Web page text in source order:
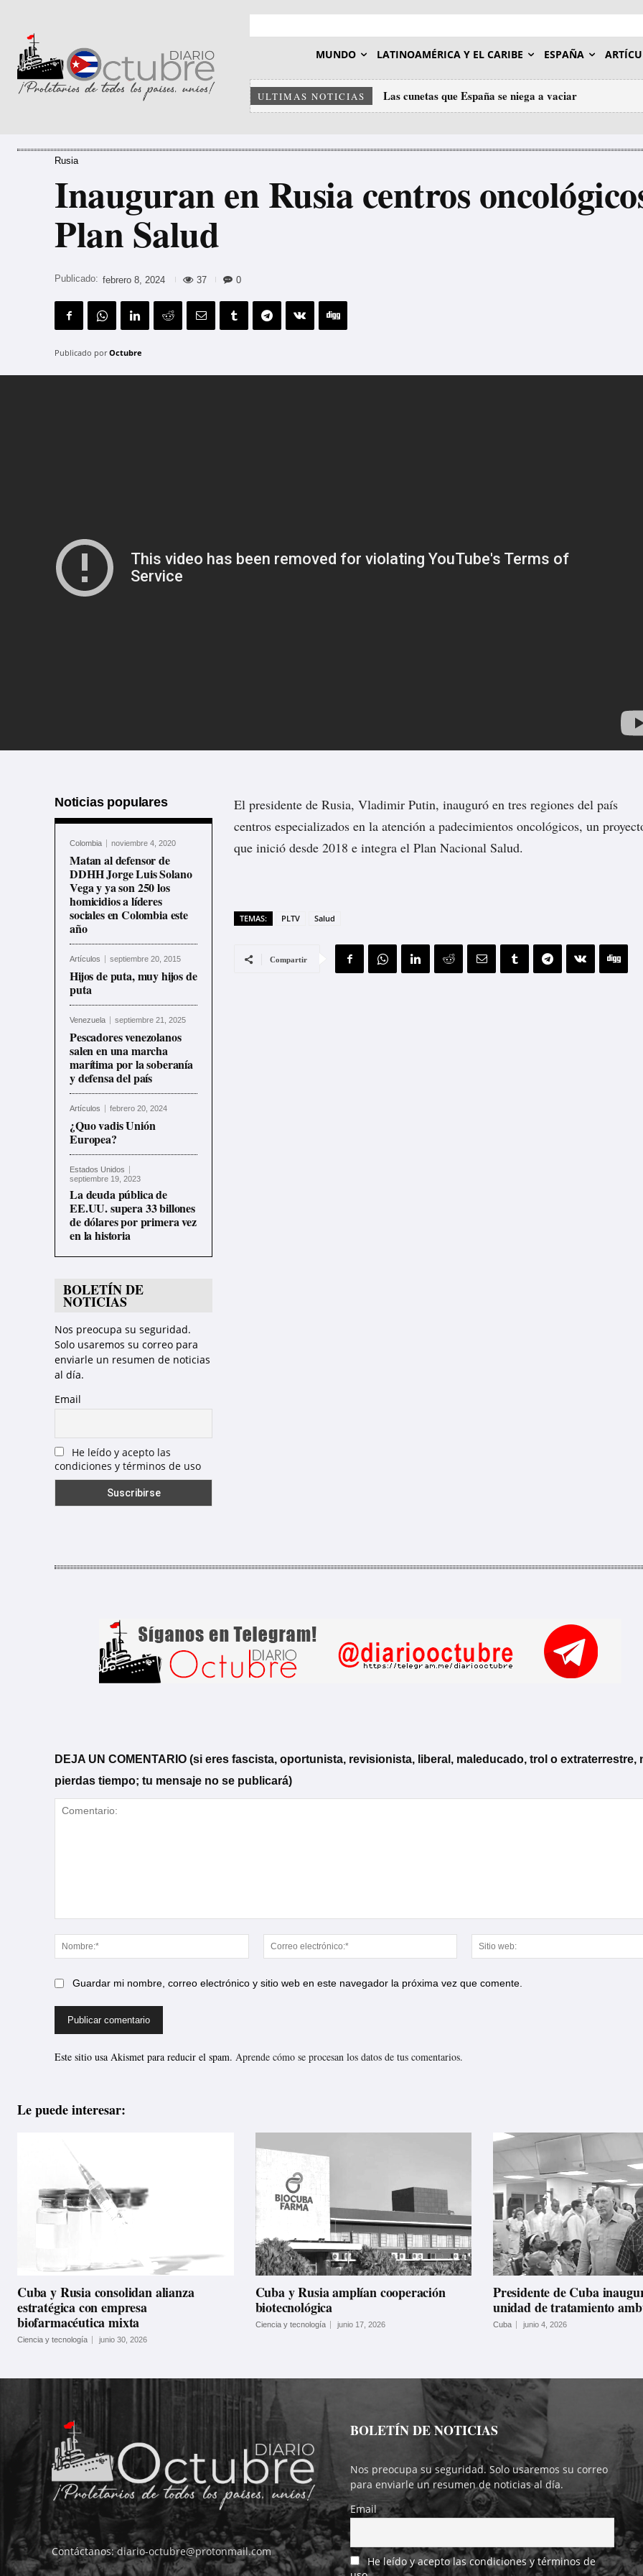
MUNDO LATINOAMÉRICA Y EL CARIBE ESPAÑA
ULTIMAS NOTICIAS Las cunetas que España se niega a vaciar
As cunetas que España se nega a baleirar
Rusia
Inauguran en Rusia centros
Plan Salud
Publicado: febrero 8, 2024 37 0
Publicado por Octubre
Noticias populares
Colombia noviembre 4, 2020
Matan al defensor de
DDHH Jorge Luis Solano
Vega y ya son 250 los
homicidios a líderes
sociales en Colombia este
año
Artículos septiembre 20, 2015
Hijos de puta, muy hijos de
puta
Venezuela septiembre 21, 2025
Pescadores venezolanos
salen en una marcha
marítima por la soberanía
y defensa del país
Artículos febrero 20, 2024
¿Quo vadis Unión
Europea?
Estados Unidos
septiembre 19, 2023
La deuda pública de
EE.UU. supera 33 billones
de dólares por primera vez
en la historia
BOLETÍN DE
NOTICIAS
Nos preocupa su seguridad.
Solo usaremos su correo para
enviarle un resumen de noticias
al día.
Email
He leído y acepto las
condiciones y términos de uso
El presidente de Rusia, Vladimir Putin, inauguró en tres regiones del país
centros especializados en la atención a padecimientos oncológicos, un
que inició desde 2018 e integra el Plan Nacional Salud.
TEMAS: PLTV Salud
Compartir
DEJA UN COMENTARIO (si eres fascista, oportunista, revisionista, liberal, maleducado, trol o extraterrestre,
pierdas tiempo; tu mensaje no se publicará)
Nombre:*
Correo
electrónico:*
Guardar mi nombre, correo electrónico y sitio web en este navegador la próxima vez que comente.
Este sitio usa Akismet para reducir el spam. Aprende cómo se procesan los datos de tus comentarios.
Le puede interesar:
Cuba y Rusia consolidan alianza
estratégica con empresa
biofarmacéutica mixta
Ciencia y tecnología junio 30, 2026
Cuba y Rusia amplían cooperación
biotecnológica
Ciencia y tecnología junio 17, 2026
Presidente de Cuba
unidad de tratamiento
Cuba junio 4, 2026
Contáctanos:diario-octubre@protonmail.com
BOLETÍN DE NOTICIAS
Nos preocupa su seguridad. Solo usaremos su correo
para enviarle un resumen de noticias al día.
Email
He leído y acepto las condiciones y términos de